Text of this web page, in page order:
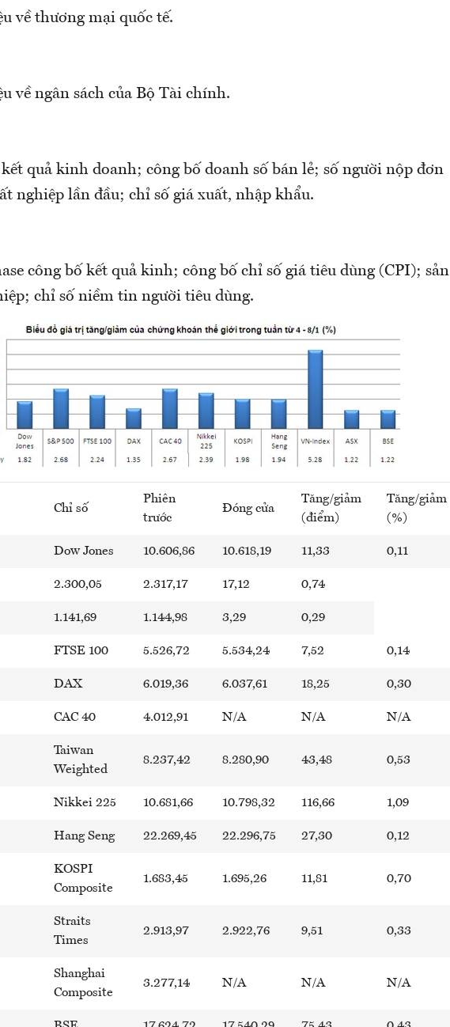
về thương mại quốc tế.
về ngân sách của Bộ Tài chính.
quả kinh doanh; công bố doanh số bán lẻ; số người nộp đơn
nghiệp lần đầu; chỉ số giá xuất, nhập khẩu.
công bố kết quả kinh; công bố chỉ số giá tiêu dùng (CPI); sản
chỉ số niềm tin người tiêu dùng.
Chỉ số
Phiên
trước
Đóng cửa
Tăng/giảm
(điểm)
Tăng/giảm
(%)
Dow Jones 10.606,86 10.618,19 11,33 0,11
2.300,05 2.317,17 17,12 0,74
1.141,69 1.144,98 3,29 0,29
FTSE 100 5.526,72 5.534,24 7,52 0,14
DAX 6.019,36 6.037,61 18,25 0,30
CAC 40 4.012,91 N/A N/A N/A
Taiwan
Weighted
8.237,42 8.280,90 43,48 0,53
Nikkei 225 10.681,66 10.798,32 116,66 1,09
Hang Seng 22.269,45 22.296,75 27,30 0,12
KOSPI
Composite
1.683,45 1.695,26 11,81 0,70
Straits
Times
2.913,97 2.922,76 9,51 0,33
Shanghai
Composite
3.277,14 N/A N/A N/A